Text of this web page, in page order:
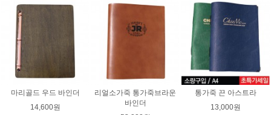
마리골드 우드 바인더
14,600원
리얼소가죽 통가죽브라운
바인더
통가죽 끈 아스트라
13,000원